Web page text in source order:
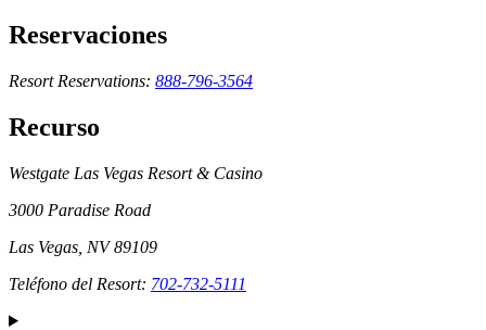
Reservaciones
Resort Reservations: 888-796-3564
Recurso
Westgate Las Vegas Resort & Casino
3000 Paradise Road
Las Vegas, NV 89109
Teléfono del Resort: 702-732-5111